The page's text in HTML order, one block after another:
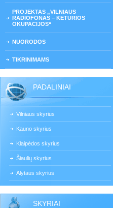
PROJEKTAS „VILNIAUS
RADIOFONAS – KETURIOS
OKUPACIJOS“
NUORODOS
TIKRINIMAMS
PADALINIAI
Vilniaus skyrius
Kauno skyrius
Klaipėdos skyrius
Šiaulių skyrius
Alytaus skyrius
SKYRIAI